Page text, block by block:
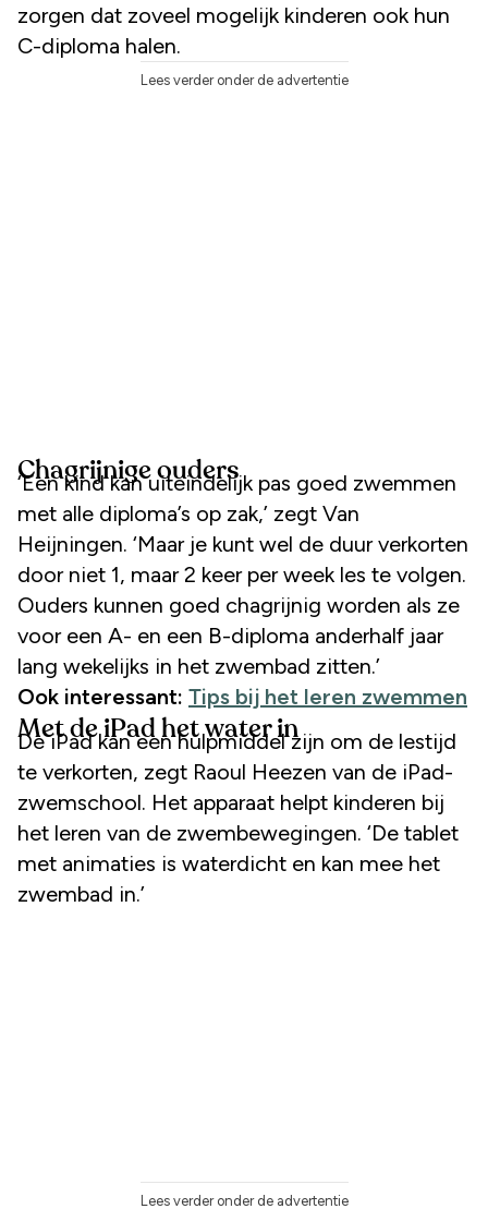
zorgen dat zoveel mogelijk kinderen ook hun
C-diploma halen.
Lees verder onder de advertentie
Chagrijnige ouders
‘Een kind kan uiteindelijk pas goed zwemmen
met alle diploma’s op zak,’ zegt Van
Heijningen. ‘Maar je kunt wel de duur verkorten
door niet 1, maar 2 keer per week les te volgen.
Ouders kunnen goed chagrijnig worden als ze
voor een A- en een B-diploma anderhalf jaar
lang wekelijks in het zwembad zitten.’
Ook interessant: Tips bij het leren zwemmen
Met de iPad het water in
De iPad kan een hulpmiddel zijn om de lestijd
te verkorten, zegt Raoul Heezen van de iPad-
zwemschool. Het apparaat helpt kinderen bij
het leren van de zwembewegingen. ‘De tablet
met animaties is waterdicht en kan mee het
zwembad in.’
Lees verder onder de advertentie